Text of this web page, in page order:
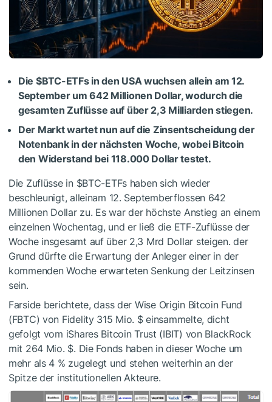
Die $BTC-ETFs in den USA wuchsen allein am 12.
September um642 Millionen Dollar, wodurch die
gesamten Zuflüsse auf über2,3 Milliarden stiegen.
Der Markt wartet nun auf die Zinsentscheidungder
Notenbank in der nächsten Woche, wobei Bitcoin
den Widerstand bei 118.000 Dollar testet.
Die Zuflüsse in $BTC-ETFs haben sich wieder
beschleunigt,alleinam 12. Septemberflossen 642
Millionen Dollar zu. Es war der höchste Anstieg an einem
einzelnenWochentag, und er ließ dieETF-Zuflüsse der
Woche insgesamt auf über 2,3 Mrd Dollar steigen. der
Grund dürfte die Erwartung der Anleger einer in der
kommenden Woche erwarteten Senkung der Leitzinsen
sein.
Farside berichtete, dassder Wise Origin Bitcoin Fund
(FBTC)von Fidelity315 Mio. $ einsammelte, dicht
gefolgt vom iShares Bitcoin Trust (IBIT) von BlackRock
mit 264 Mio. $. Die Fonds haben in dieser Woche um
mehr als 4 % zugelegt und stehen weiterhinan der
Spitzeder institutionellen Akteure.